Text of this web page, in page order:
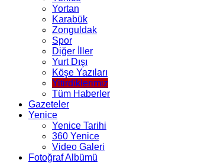
Yortan
Karabük
Zonguldak
Spor
Diğer İller
Yurt Dışı
Köşe Yazıları
Yitirdiklerimiz
Tüm Haberler
Gazeteler
Yenice
Yenice Tarihi
360 Yenice
Video Galeri
Fotoğraf Albümü